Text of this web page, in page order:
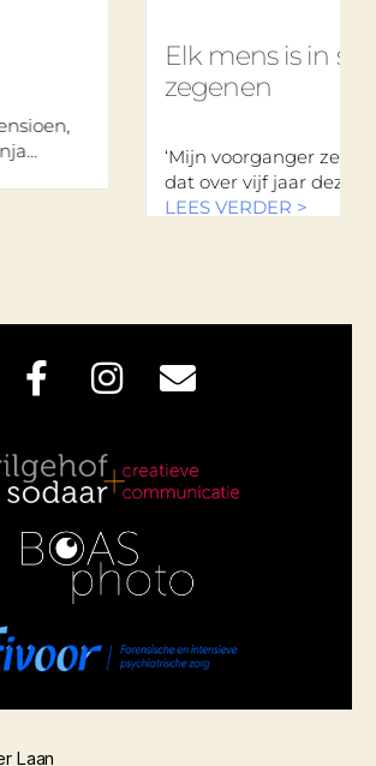
Elk mens is in staat een
‘Mijn voorganger zei bij mijn intrede: “Ik
dat over vijf jaar deze lokale kerk...